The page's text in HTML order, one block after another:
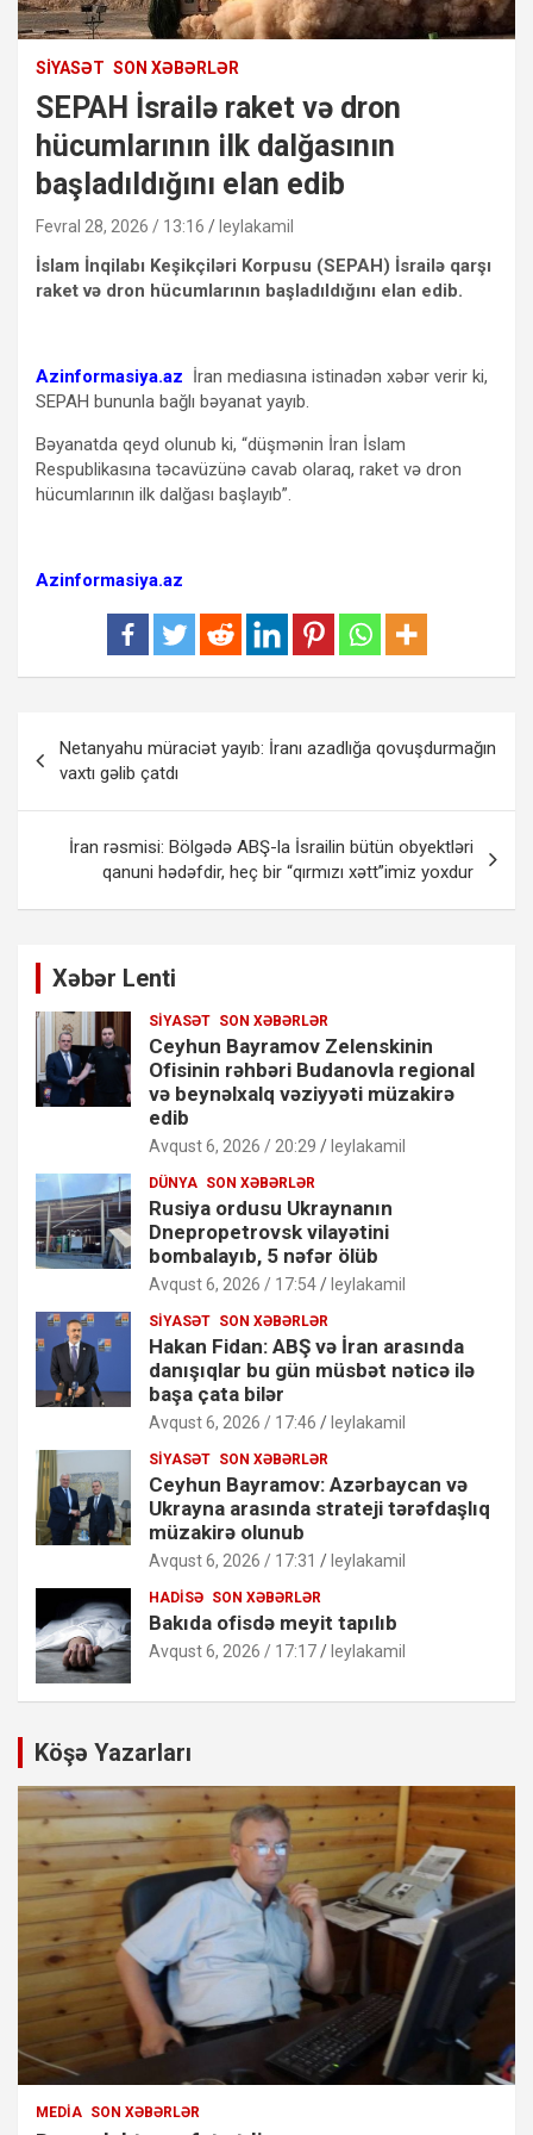
SIYASƏT SON XƏBƏRLƏR
SEPAH İsrailə raket və dron
hücumlarının ilk dalğasının
başladıldığını elan edib
Fevral 28, 2026 / 13:16 leylakamil
İslam İnqilabı Keşikçiləri Korpusu (SEPAH) İsrailə qarşı
raket və dron hücumlarının başladıldığını elan edib.
Azinformasiya.az İran mediasına istinadən xəbər verir ki,
SEPAH bununla bağlı bəyanat yayıb.
Bəyanatda qeyd olunub ki, “düşmənin İran İslam
Respublikasına təcavüzünə cavab olaraq, raket və dron
hücumlarının ilk dalğası başlayıb”.
Azinformasiya.az
naviqasiyası
Netanyahu müraciət yayıb: İranı azadlığa qovuşdurmağın
vaxtı gəlib çatdı
İran rəsmisi: Bölgədə ABŞ-la İsrailin bütün obyektləri
qanuni hədəfdir, heç bir “qırmızı xətt”imiz yoxdur
Xəbər Lenti
SIYASƏT SON XƏBƏRLƏR
Ceyhun Bayramov Zelenskinin
Ofisinin rəhbəri Budanovla regional
və beynəlxalq vəziyyəti müzakirə
edib
Avqust 6, 2026 / 20:29 leylakamil
DÜNYA SON XƏBƏRLƏR
Rusiya ordusu Ukraynanın
Dnepropetrovsk vilayətini
bombalayıb, 5 nəfər ölüb
Avqust 6, 2026 / 17:54 leylakamil
SIYASƏT SON XƏBƏRLƏR
Hakan Fidan: ABŞ və İran arasında
danışıqlar bu gün müsbət nəticə ilə
başa çata bilər
Avqust 6, 2026 / 17:46 leylakamil
SIYASƏT SON XƏBƏRLƏR
Ceyhun Bayramov: Azərbaycan və
Ukrayna arasında strateji tərəfdaşlıq
müzakirə olunub
Avqust 6, 2026 / 17:31 leylakamil
HADISƏ SON XƏBƏRLƏR
Bakıda ofisdə meyit tapılıb
Avqust 6, 2026 / 17:17 leylakamil
Köşə Yazarları
MEDIA SON XƏBƏRLƏR